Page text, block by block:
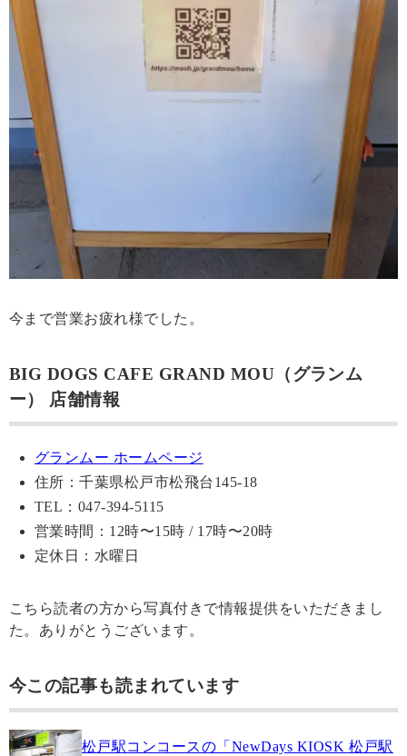
今まで営業お疲れ様でした。
BIG DOGS CAFE GRAND MOU（グランム
ー） 店舗情報
グランムー ホームページ
住所：千葉県松戸市松飛台145-18
TEL：047-394-5115
営業時間：12時〜15時 / 17時〜20時
定休日：水曜日
こちら読者の方から写真付きで情報提供をいただきまし
た。ありがとうございます。
今この記事も読まれています
松戸駅コンコースの「NewDays KIOSK 松戸駅